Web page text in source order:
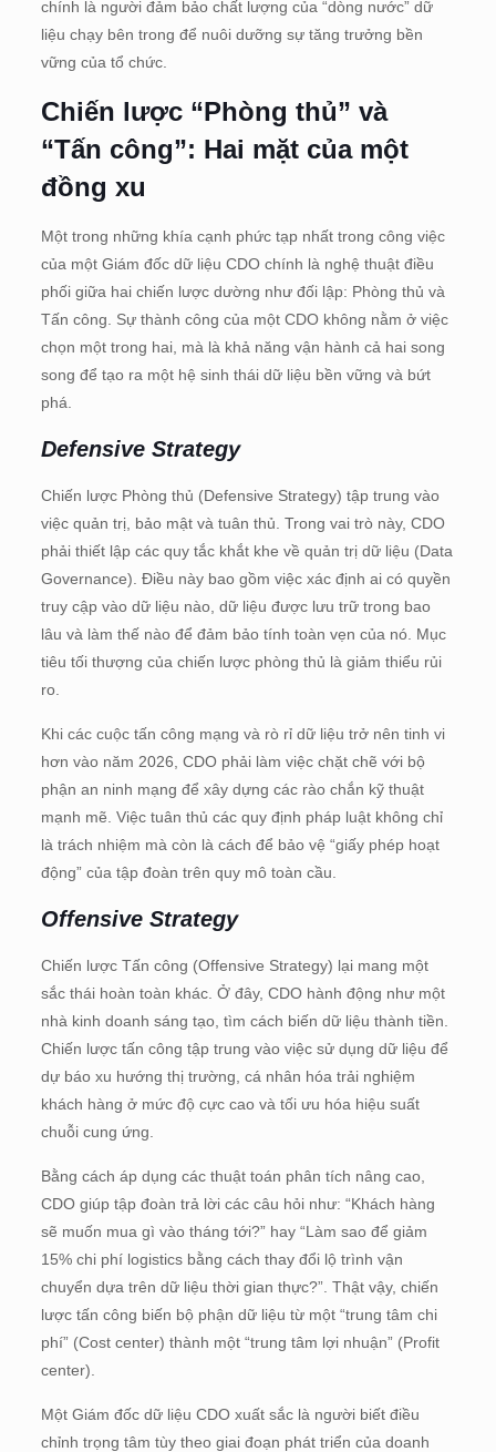
chính là người đảm bảo chất lượng của “dòng nước” dữ
liệu chạy bên trong để nuôi dưỡng sự tăng trưởng bền
vững của tổ chức.
Chiến lược “Phòng thủ” và
“Tấn công”: Hai mặt của một
đồng xu
Một trong những khía cạnh phức tạp nhất trong công việc
của một Giám đốc dữ liệu CDO chính là nghệ thuật điều
phối giữa hai chiến lược dường như đối lập: Phòng thủ và
Tấn công. Sự thành công của một CDO không nằm ở việc
chọn một trong hai, mà là khả năng vận hành cả hai song
song để tạo ra một hệ sinh thái dữ liệu bền vững và bứt
phá.
Defensive Strategy
Chiến lược Phòng thủ (Defensive Strategy) tập trung vào
việc quản trị, bảo mật và tuân thủ. Trong vai trò này, CDO
phải thiết lập các quy tắc khắt khe về quản trị dữ liệu (Data
Governance). Điều này bao gồm việc xác định ai có quyền
truy cập vào dữ liệu nào, dữ liệu được lưu trữ trong bao
lâu và làm thế nào để đảm bảo tính toàn vẹn của nó. Mục
tiêu tối thượng của chiến lược phòng thủ là giảm thiểu rủi
ro.
Khi các cuộc tấn công mạng và rò rỉ dữ liệu trở nên tinh vi
hơn vào năm 2026, CDO phải làm việc chặt chẽ với bộ
phận an ninh mạng để xây dựng các rào chắn kỹ thuật
mạnh mẽ. Việc tuân thủ các quy định pháp luật không chỉ
là trách nhiệm mà còn là cách để bảo vệ “giấy phép hoạt
động” của tập đoàn trên quy mô toàn cầu.
Offensive Strategy
Chiến lược Tấn công (Offensive Strategy) lại mang một
sắc thái hoàn toàn khác. Ở đây, CDO hành động như một
nhà kinh doanh sáng tạo, tìm cách biến dữ liệu thành tiền.
Chiến lược tấn công tập trung vào việc sử dụng dữ liệu để
dự báo xu hướng thị trường, cá nhân hóa trải nghiệm
khách hàng ở mức độ cực cao và tối ưu hóa hiệu suất
chuỗi cung ứng.
Bằng cách áp dụng các thuật toán phân tích nâng cao,
CDO giúp tập đoàn trả lời các câu hỏi như: “Khách hàng
sẽ muốn mua gì vào tháng tới?” hay “Làm sao để giảm
15% chi phí logistics bằng cách thay đổi lộ trình vận
chuyển dựa trên dữ liệu thời gian thực?”. Thật vậy, chiến
lược tấn công biến bộ phận dữ liệu từ một “trung tâm chi
phí” (Cost center) thành một “trung tâm lợi nhuận” (Profit
center).
Một Giám đốc dữ liệu CDO xuất sắc là người biết điều
chỉnh trọng tâm tùy theo giai đoạn phát triển của doanh